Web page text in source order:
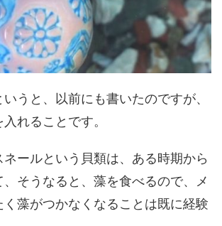
うと、以前にも書いたのですが、
れることです。
ネールという貝類は、ある時期から
そうなると、藻を食べるので、メ
く藻がつかなくなることは既に経験